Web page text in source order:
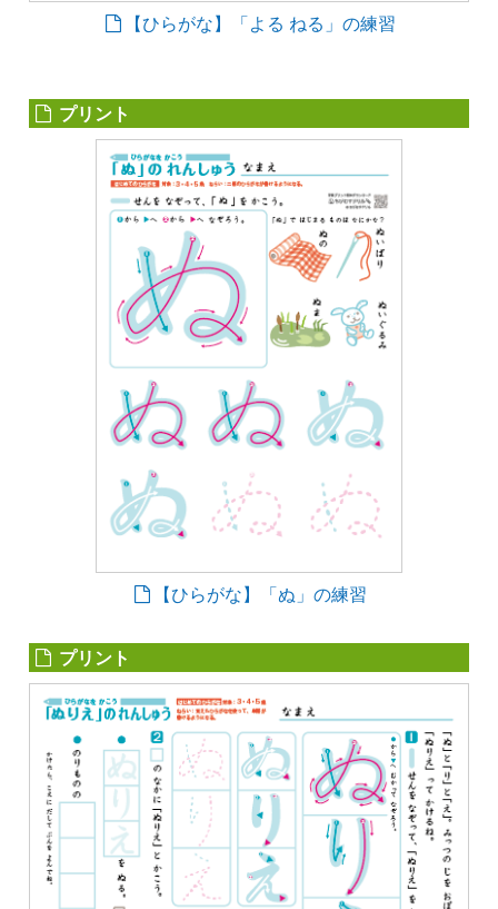
【ひらがな】「よる ねる」の練習
プリント
【ひらがな】「ぬ」の練習
プリント